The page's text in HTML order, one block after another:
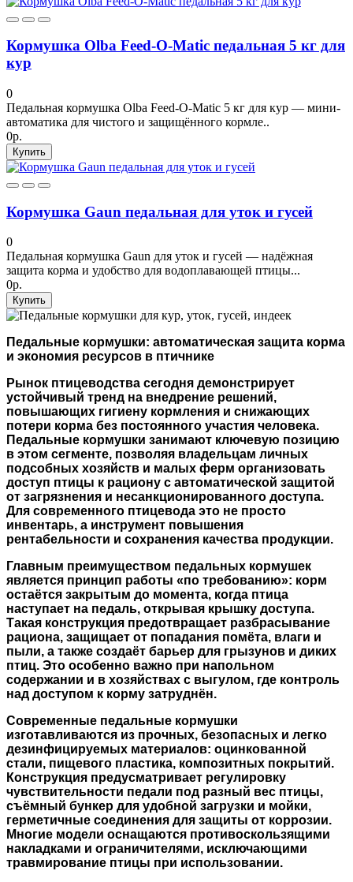
Кормушка Olba Feed-O-Matic педальная 5 кг для
кур
0
Педальная кормушка Olba Feed-O-Matic 5 кг для кур — мини-
автоматика для чистого и защищённого кормле..
0р.
Купить
Кормушка Gaun педальная для уток и гусей
0
Педальная кормушка Gaun для уток и гусей — надёжная
защита корма и удобство для водоплавающей птицы...
0р.
Купить
Педальные кормушки: автоматическая защита корма
и экономия ресурсов в птичнике
Рынок птицеводства сегодня демонстрирует
устойчивый тренд на внедрение решений,
повышающих гигиену кормления и снижающих
потери корма без постоянного участия человека.
Педальные кормушки занимают ключевую позицию
в этом сегменте, позволяя владельцам личных
подсобных хозяйств и малых ферм организовать
доступ птицы к рациону с автоматической защитой
от загрязнения и несанкционированного доступа.
Для современного птицевода это не просто
инвентарь, а инструмент повышения
рентабельности и сохранения качества продукции.
Главным преимуществом педальных кормушек
является принцип работы «по требованию»: корм
остаётся закрытым до момента, когда птица
наступает на педаль, открывая крышку доступа.
Такая конструкция предотвращает разбрасывание
рациона, защищает от попадания помёта, влаги и
пыли, а также создаёт барьер для грызунов и диких
птиц. Это особенно важно при напольном
содержании и в хозяйствах с выгулом, где контроль
над доступом к корму затруднён.
Современные педальные кормушки
изготавливаются из прочных, безопасных и легко
дезинфицируемых материалов: оцинкованной
стали, пищевого пластика, композитных покрытий.
Конструкция предусматривает регулировку
чувствительности педали под разный вес птицы,
съёмный бункер для удобной загрузки и мойки,
герметичные соединения для защиты от коррозии.
Многие модели оснащаются противоскользящими
накладками и ограничителями, исключающими
травмирование птицы при использовании.